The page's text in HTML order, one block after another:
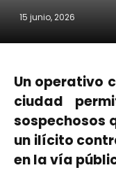
15 junio, 2026
Un operativo
ciudad
sospechosos
un ilícito
en la vía